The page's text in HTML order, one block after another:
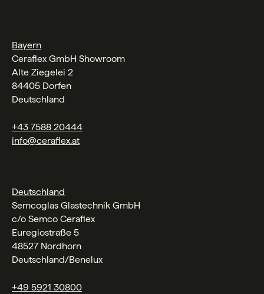
Bayern
Ceraflex GmbH Showroom
Alte Ziegelei 2
84405 Dorfen
Deutschland
+43 7588 20444
info@ceraflex.at
Deutschland
Semcoglas Glastechnik GmbH
c/o Semco Ceraflex
Euregiostraße 5
48527 Nordhorn
Deutschland/Benelux
+49 5921 30800